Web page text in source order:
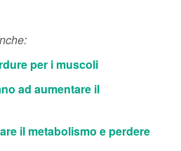
per i muscoli
ad aumentare il
il metabolismo e perdere